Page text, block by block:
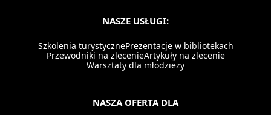
NASZE USŁUGI:
Szkolenia turystycznePrezentacje w bibliotekach
Przewodniki na zlecenieArtykuły na zlecenie
Warsztaty dla młodzieży
NASZA OFERTA DLA